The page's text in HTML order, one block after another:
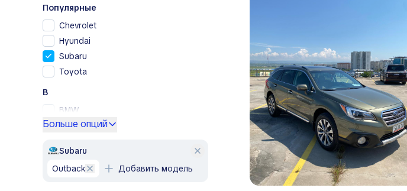
Популярные
Chevrolet
Hyundai
Subaru
Toyota
B
BMW
Buick
Fiat
Больше опций
Subaru
Outback
Добавить модель